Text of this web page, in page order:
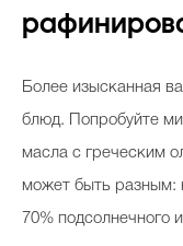
Более изысканная
блюд. Попробуйте
масла с греческим
может быть разным:
70% подсолнечного